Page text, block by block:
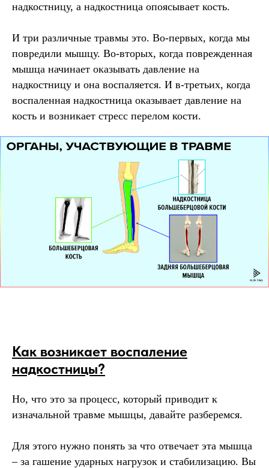
надкостницу, а надкостница опоясывает кость.
И три различные травмы это. Во-первых, когда мы
повредили мышцу. Во-вторых, когда поврежденная
мышца начинает оказывать давление на
надкостницу и она воспаляется. И в-третьих, когда
воспаленная надкостница оказывает давление на
кость и возникает стресс перелом кости.
Как возникает воспаление
надкостницы?
Но, что это за процесс, который приводит к
изначальной травме мышцы, давайте разберемся.
Для этого нужно понять за что отвечает эта мышца
– за гашение ударных нагрузок и стабилизацию. Вы